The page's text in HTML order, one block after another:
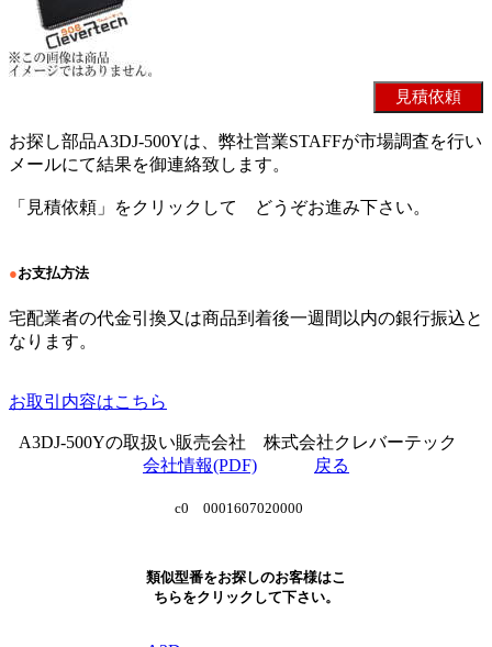
お探し部品A3DJ-500Yは、弊社営業STAFFが市場調査を行い
メールにて結果を御連絡致します。
「見積依頼」をクリックして どうぞお進み下さい。
●お支払方法
宅配業者の代金引換又は商品到着後一週間以内の銀行振込と
なります。
お取引内容はこちら
A3DJ-500Yの取扱い販売会社 株式会社クレバーテック
会社情報(PDF)
戻る
c0 0001607020000
類似型番をお探しのお客様はこ
ちらをクリックして下さい。